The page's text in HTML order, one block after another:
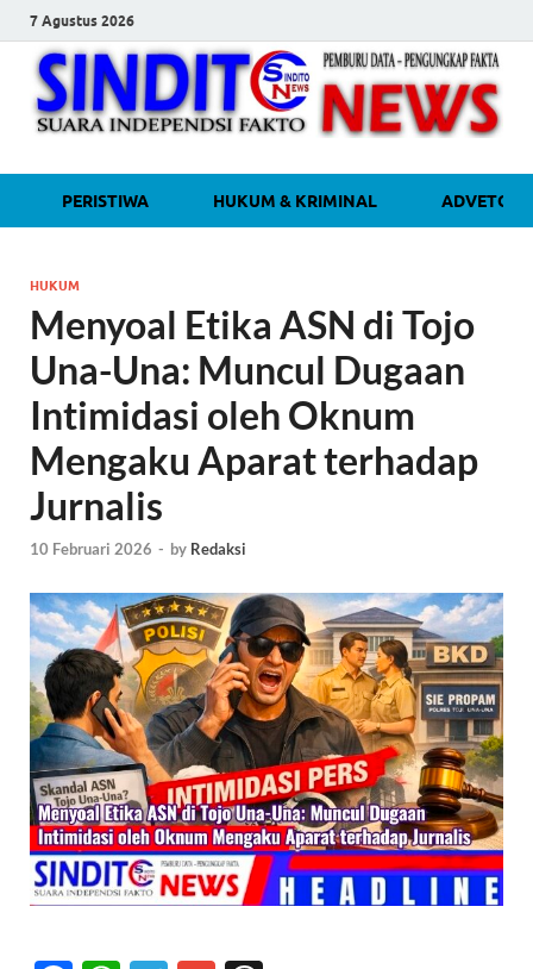
7 Agustus 2026
Media Independen Faktual dan
Terpercaya
PERISTIWA HUKUM & KRIMINAL
HUKUM
Menyoal Etika ASN di Tojo
Una-Una: Muncul Dugaan
Intimidasi oleh Oknum
Mengaku Aparat terhadap
Jurnalis
10 Februari 2026 - by Redaksi